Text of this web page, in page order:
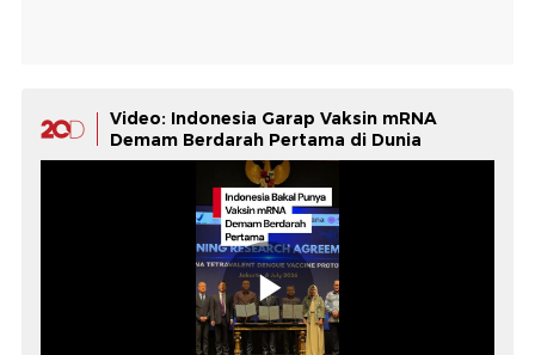
Video: Indonesia Garap Vaksin mRNA
Demam Berdarah Pertama di Dunia